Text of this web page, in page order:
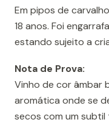
Em pipos de
18 anos. Foi
estando sujeito a
Nota de Prova:
Vinho de cor âmbar
aromática onde se
secos com um